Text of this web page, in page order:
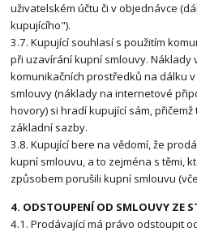
uživatelském účtu či v objednávce
kupujícího").
3.7. Kupující souhlasí s použitím
při uzavírání kupní smlouvy. Náklady
komunikačních prostředků na dálku
smlouvy (náklady na internetové
hovory) si hradí kupující sám,
základní sazby.
3.8. Kupující bere na vědomí, že
kupní smlouvu, a to zejména s těmi,
způsobem porušili kupní smlouvu
4. ODSTOUPENÍ OD SMLOUVY ZE
4.1. Prodávající má právo odstoupit